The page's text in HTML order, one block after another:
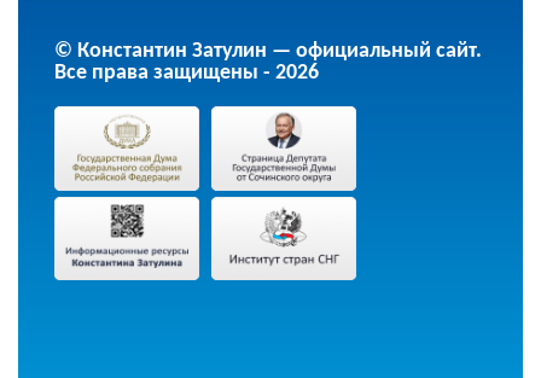
© Константин Затулин — официальный сайт.
Все права защищены - 2026